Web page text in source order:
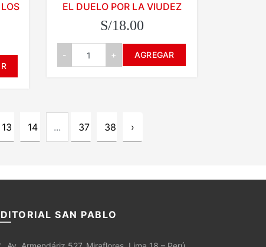
EL DUELO POR LA VIUDEZ
S/18.00
- + AGREGAR
13 14 ... 37 38 ›
SAN PABLO